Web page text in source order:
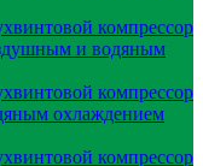
компрессор
и водяным
компрессор
охлаждением
компрессор